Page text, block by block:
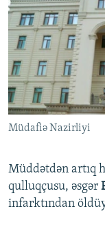
Müdafiə Nazirliyi
Müddətdən artıq
qulluqçusu, əsgər
infarktından